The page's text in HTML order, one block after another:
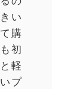
い
購
初
軽
プ